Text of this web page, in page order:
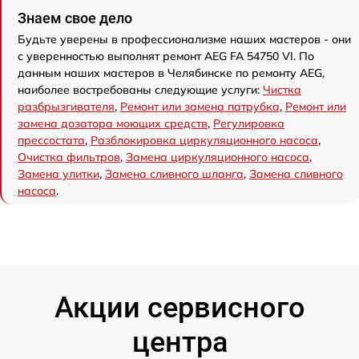
Знаем свое дело
Будьте уверены в профессионализме наших мастеров - они
с уверенностью выполнят ремонт AEG FA 54750 VI. По
данным наших мастеров в Челябинске по ремонту AEG,
наиболее востребованы следующие услуги: Чистка
разбрызгивателя, Ремонт или замена патрубка, Ремонт или
замена дозатора моющих средств, Регулировка
прессостата, Разблокировка циркуляционного насоса,
Очистка фильтров, Замена циркуляционного насоса,
Замена улитки, Замена сливного шланга, Замена сливного
насоса.
Акции сервисного
центра